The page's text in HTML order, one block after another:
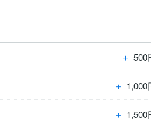
＋ 500
＋ 1,000
＋ 1,500